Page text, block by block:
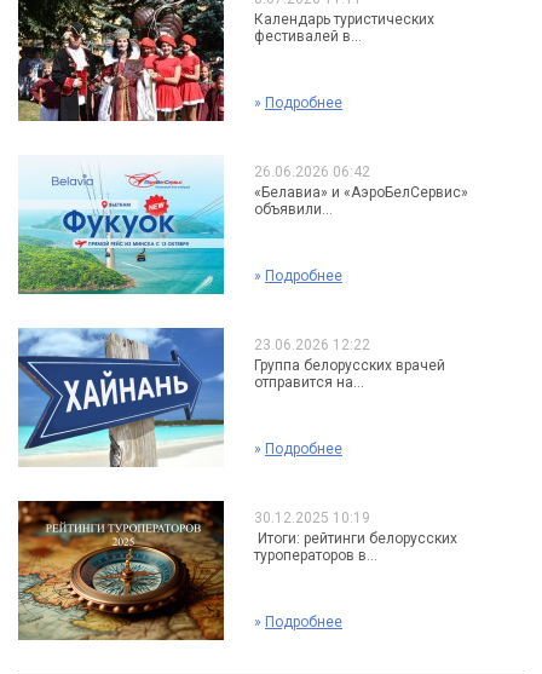
Календарь туристических
фестивалей в...
» Подробнее
26.06.2026 06:42
«Белавиа» и «АэроБелСервис»
объявили...
» Подробнее
23.06.2026 12:22
Группа белорусских врачей
отправится на...
» Подробнее
30.12.2025 10:19
Итоги: рейтинги белорусских
туроператоров в...
» Подробнее